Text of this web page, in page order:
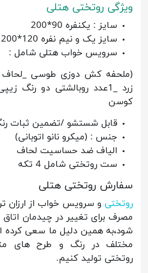
ویژگی روتختی هتلی
سایز : یکنفره 90*200
سایز یک و نیم نفره 120*200
سرویس خواب هتلی شامل :
(ملحفه کش دوزی طوسی _
زرد _1عدد روبالشتی دو رنگ زیپی -
کوسن
قابل شستشو /تضمین ثبات
جنس : (میکرو نانو اتوبانی)
الیاف ضد حساسیت لحاف
ست روتختی شامل 4 تکه
سفارش روتختی هتلی
روتختی و سرویس خواب از ارزان
مصرف برای تغییر در چیدمان
شود،به همین دلیل ما سعی کرده
مختلف در رنگ و طرح های
روتختی تولید کنیم.